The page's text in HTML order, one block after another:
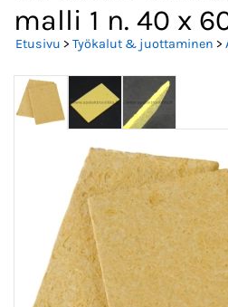
malli 1 n. 40 x
Etusivu > Työkalut & juottaminen >